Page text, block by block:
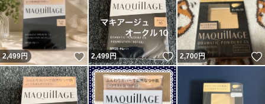
2,499円 いいね！
2,499円 いいね！
2,700円